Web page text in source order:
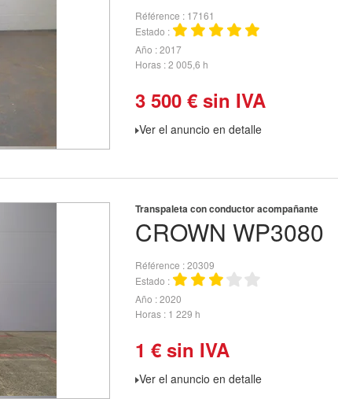
Référence
17161
Estado
Año 2017
Horas 2 005,6 h
3 500 € sin IVA
Ver el anuncio en detalle
CROWN WP3080
Transpaleta con conductor acompañante
Référence 20309
Estado
Año 2020
Horas 1 229 h
1 € sin IVA
Ver el anuncio en detalle